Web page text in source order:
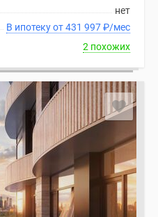
нет
В ипотеку от 431 997₽/мес
2 похожих